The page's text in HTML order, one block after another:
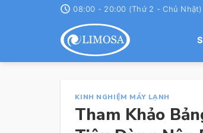
08:00 - 20:00 (Thứ 2 - Chủ Nhật)
KINH NGHIỆM MÁY LẠNH
Tham Khảo